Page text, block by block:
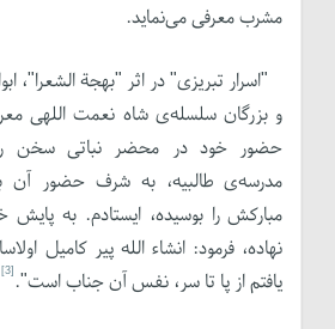
مشرب معرفی می‌نماید.
"اسرار تبریزی" در اثر "بهجة الشعرا"،
و بزرگان سلسله‌ی شاه نعمت اللهی
حضور خود در محضر نباتی سخن
مدرسه‌ی طالبیه، به شرف حضور آن
مبارکش را بوسیده، ایستادم. به
نهاده، فرمود: انشاء الله پیر کامیل
یافتم از پا تا سر، نفس آن جناب است". [3]